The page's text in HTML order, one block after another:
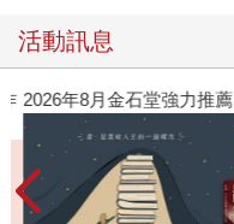
活動訊息
2026年8月金石堂強力推薦